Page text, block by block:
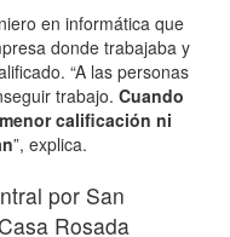
en informática que
donde trabajaba y
“A las personas
trabajo. Cuando
calificación ni
”, explica.
por San
Rosada